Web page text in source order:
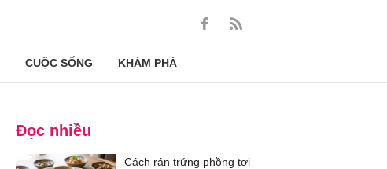
CUỘC SỐNG KHÁM PHÁ
Đọc nhiều
Cách rán trứng phồng tơi